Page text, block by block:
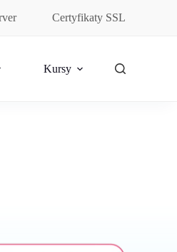
Certyfikaty SSL
Kursy